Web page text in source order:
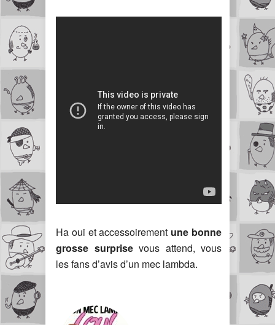
Ha oui et accessoirement une bonne
grosse surprisevous attend, vous
les fans d’avis d’un mec lambda.